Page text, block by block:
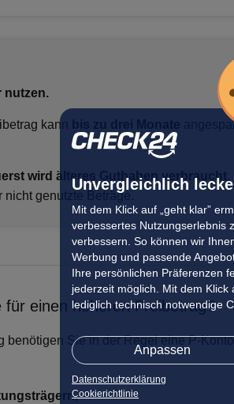
Unvergleichlich
Mit dem Klick auf „geht klar”
verbessertes Nutzungserlebnis
verbessern. So können wir
Werbung und passende
Ihre persönlichen Präferenzen
jederzeit möglich. Mit dem Klick
lediglich technisch notwendige
Anpassen
Datenschutzerklärung
Cookierichtlinie
nutzen.
kann
wird älteres Guthaben verbraucht
genutzte Beträge.
einen höheren Freibetrag?
benötigen Sie in der Regel eine P-
,